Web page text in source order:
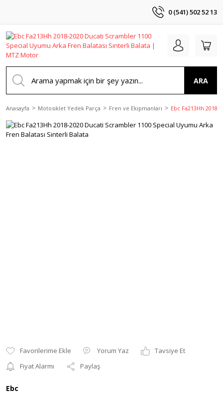
0 (541) 502 52 13
ARA
Anasayfa Motosiklet Yedek Parça Fren ve Ekipmanları Ebc Fa213Hh
Yorum Yaz
Tavsiye Et
Fiyat Alarmı
Paylaş
Ebc